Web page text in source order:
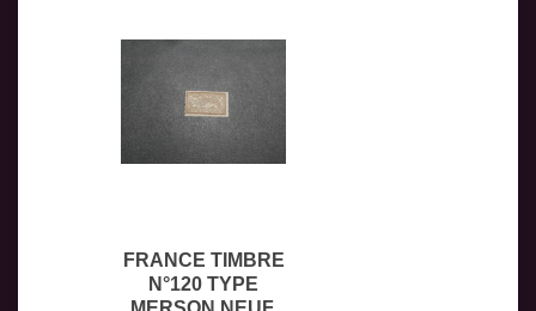
FRANCE TIMBRE
N°120 TYPE